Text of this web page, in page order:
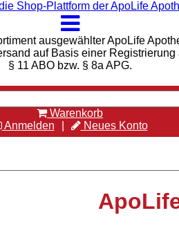
Shop-Plattform der ApoLife
ausgewählter ApoLife
auf Basis einer
§ 11 ABO bzw. § 8a APG.
Warenkorb
Anmelden
Neues Konto